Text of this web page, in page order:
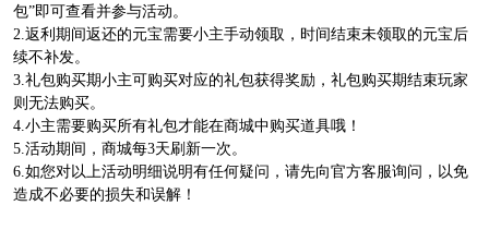
包”即可查看并参与活动。
2.返利期间返还的元宝需要小主手动领取，时间结束未领取的元宝后
续不补发。
3.礼包购买期小主可购买对应的礼包获得奖励，礼包购买期结束玩家
则无法购买。
4.小主需要购买所有礼包才能在商城中购买道具哦！
5.活动期间，商城每3天刷新一次。
6.如您对以上活动明细说明有任何疑问，请先向官方客服询问，以免
造成不必要的损失和误解！